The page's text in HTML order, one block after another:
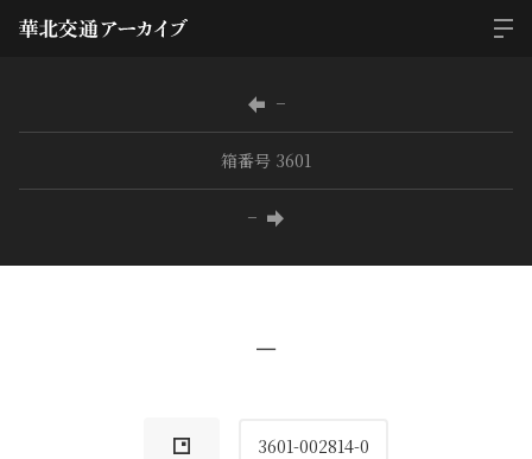
−
箱番号 3601
−
−
3601-002814-0